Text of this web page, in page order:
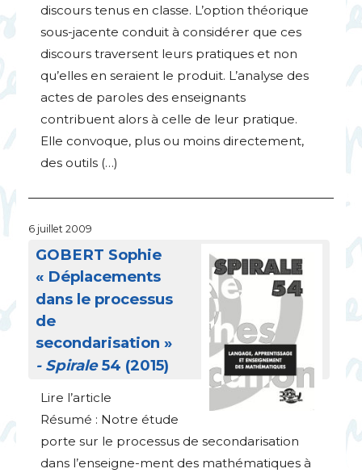
discours tenus en classe. L’option théorique
sous-jacente conduit à considérer que ces
discours traversent leurs pratiques et non
qu’elles en seraient le produit. L’analyse des
actes de paroles des enseignants
contribuent alors à celle de leur pratique.
Elle convoque, plus ou moins directement,
des outils (…)
6 juillet 2009
GOBERT Sophie
« Déplacements
dans le processus
de
secondarisation »
- Spirale54 (2015)
Lire l’article
Résumé : Notre étude
porte sur le processus de secondarisation
dans l’enseigne-ment des mathématiques à